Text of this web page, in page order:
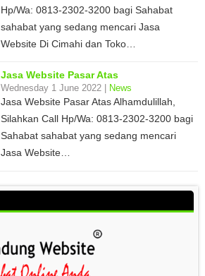
Hp/Wa: 0813-2302-3200 bagi Sahabat
sahabat yang sedang mencari Jasa
Website Di Cimahi dan Toko…
Jasa Website Pasar Atas
Wednesday 1 June 2022 | News
Jasa Website Pasar Atas Alhamdulillah,
Silahkan Call Hp/Wa: 0813-2302-3200 bagi
Sahabat sahabat yang sedang mencari
Jasa Website…